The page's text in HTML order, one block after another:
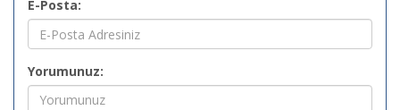
E-Posta:
Yorumunuz: